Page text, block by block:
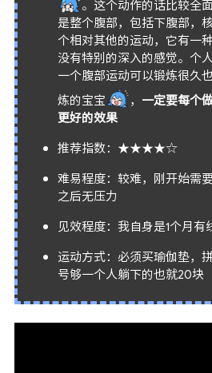
。这个动作的话比较全
是整个腹部，包括下腹部，
个相对其他的运动，它有一
没有特别的深入的感觉。个
一个腹部运动可以锻炼很久
炼的宝宝
， 一定要每个
更好的效果
推荐指数：★★★★☆
难易程度：较难，刚开始需
之后无压力
见效程度：我自身是1个月有
运动方式：必须买瑜伽垫，
号够一个人躺下的也就20块